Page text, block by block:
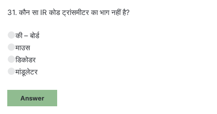
31. कौन सा IR कोड ट्रांसमीटर का भाग नहीं है?
की – बोर्ड
माउस
डिकोडर
मांडूलेटर
Answer